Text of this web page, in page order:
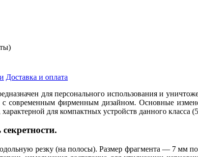
Доставка и оплата
для персонального использования и
с современным фирменным дизайном. Основные
для компактных устройств данного класса
резку (на полосы). Размер фрагмента — 7 мм